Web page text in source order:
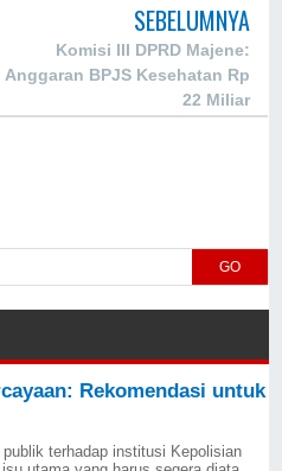
SEBELUMNYA
Komisi III DPRD Majene:
Anggaran BPJS Kesehatan Rp
22 Miliar
GO
Rekomendasi untuk
terhadap institusi Kepolisian